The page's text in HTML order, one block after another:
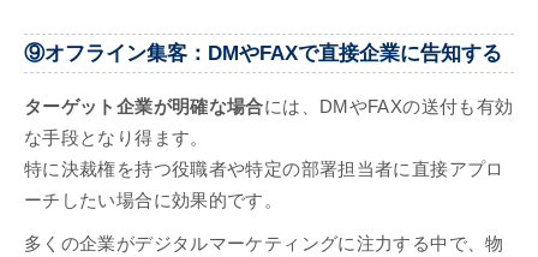
⑨オフライン集客：DMやFAXで直接企業に告知する
ターゲット企業が明確な場合には、DMやFAXの送付も有効
な手段となり得ます。
特に決裁権を持つ役職者や特定の部署担当者に直接アプロ
ーチしたい場合に効果的です。
多くの企業がデジタルマーケティングに注力する中で、物